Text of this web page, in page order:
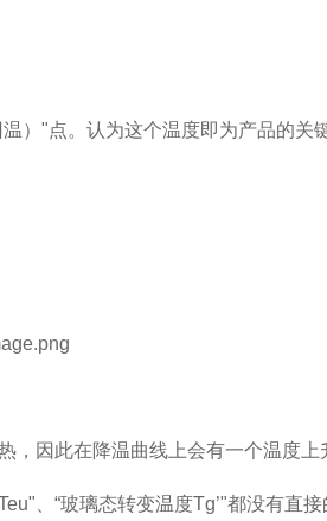
） "点。认为这个温度即为产品的关
因此在降温曲线上会有一个温度上
“玻璃态转变温度Tg’"都没有直接